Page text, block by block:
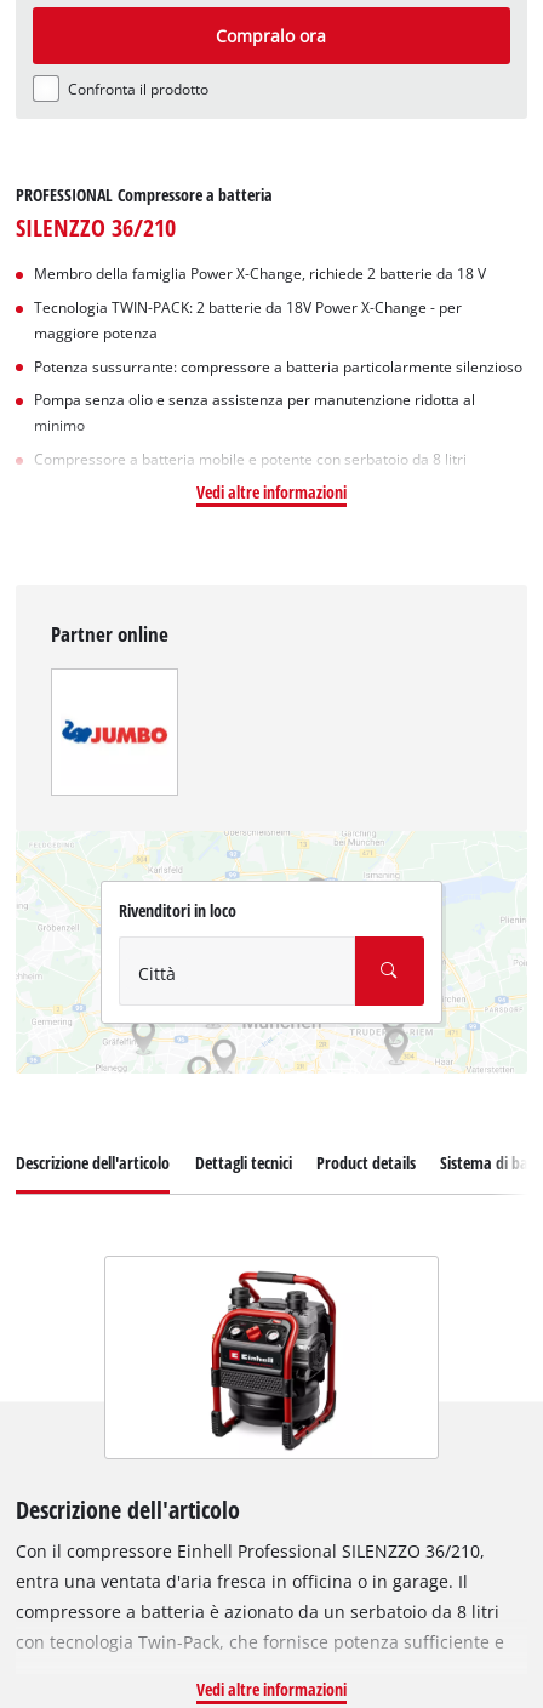
Compralo ora
Confronta il prodotto
PROFESSIONAL Compressore a batteria
SILENZZO 36/210
Membro della famiglia Power X-Change, richiede 2 batterie da 18 V
Tecnologia TWIN-PACK: 2 batterie da 18V Power X-Change - per
maggiore potenza
Potenza sussurrante: compressore a batteria particolarmente silenzioso
Pompa senza olio e senza assistenza per manutenzione ridotta al
minimo
Compressore a batteria mobile e potente con serbatoio da 8 litri
Vedi altre informazioni
Partner online
Rivenditori in loco
Città
Descrizione dell'articolo Dettagli tecnici Product details Sistema di
Descrizione dell'articolo
Con il compressore Einhell Professional SILENZZO 36/210,
entra una ventata d'aria fresca in officina o in garage. Il
compressore a batteria è azionato da un serbatoio da 8 litri
con tecnologia Twin-Pack, che fornisce potenza sufficiente e
potente compressore alimentato a batteria funziona con una
Vedi altre informazioni